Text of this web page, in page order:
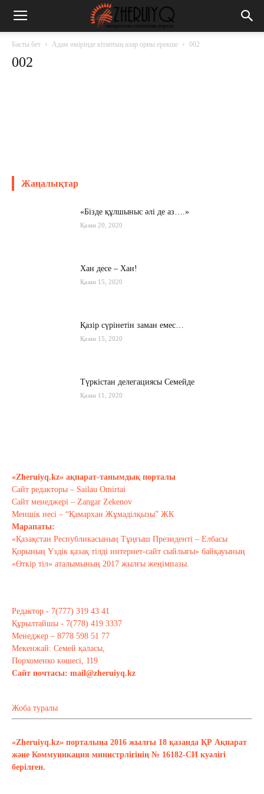
Басты бет Адам өмірінде кітаптың алар орны ерекше 002
002
Жаңалықтар
«Бізде құлшыныс әлі де аз….»
Қазан 20, 2020
Хан десе – Хан!
Қазан 15, 2020
Қазір сүрінетін заман емес…
Қазан 15, 2020
Түркістан делегациясы Семейде
Қазан 11, 2020
Тағы оқу
«Zheruiyq.kz» ақпарат-танымдық порталы
Сайт редакторы – Sailau Omirtai
Сайт менеджері – Zangar Zekenov
Меншік иесі – “Қамархан Жұмаділқызы” ЖК
Марапаты:
«Қазақстан Республикасының Тұңғыш Президенті – Елбасы
Қорының Үздік қазақ тілді интернет-сайт сыйлығы» байқауының
«Өткір тіл» аталымының 2017 жылғы жеңімпазы.
Редактор - 7(777) 319 43 41
Құрылтайшы - 7(778) 419 3337
Менеджер – 8778 598 51 77
Мекенжай: Семей қаласы,
Порхоменко көшесі, 119
Сайт почтасы: mail@zheruiyq.kz
Жоба туралы
«Zheruiyq.kz» порталына 2016 жылғы 18 қазанда ҚР Ақпарат
және Коммуникация министрлігінің № 16182-СИ куәлігі
берілген.